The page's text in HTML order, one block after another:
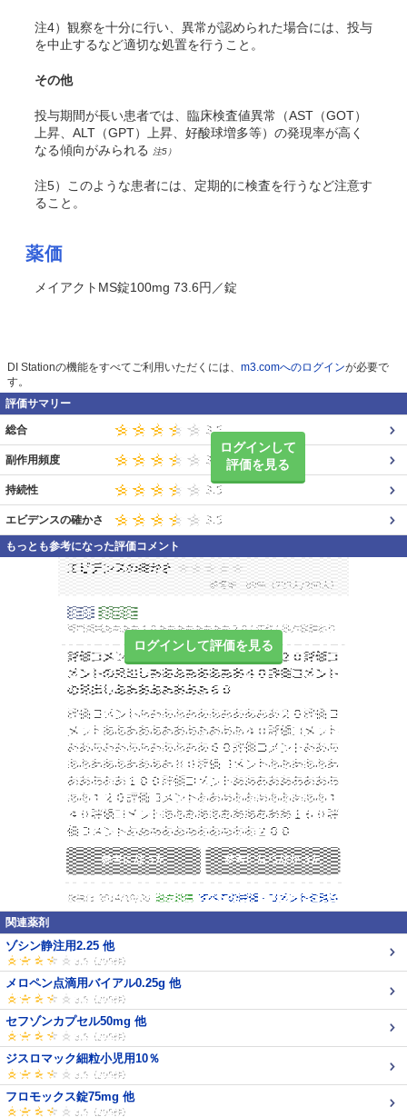
注4）観察を十分に行い、異常が認められた場合には、投与
を中止するなど適切な処置を行うこと。
その他
投与期間が長い患者では、臨床検査値異常（AST（GOT）
上昇、ALT（GPT）上昇、好酸球増多等）の発現率が高く
なる傾向がみられる
注5）
注5）このような患者には、定期的に検査を行うなど注意す
ること。
薬価
メイアクトMS錠100mg 73.6円／錠
DI Stationの機能をすべてご利用いただくには、 m3.comへのログインが必要で
す。
評価サマリー
ログインして
評価を見る
総合
副作用頻度
持続性
エビデンスの確かさ
もっとも参考になった評価コメント
ログインして評価を見る
関連薬剤
ゾシン静注用2.25 他
メロペン点滴用バイアル0.25g 他
セフゾンカプセル50mg 他
ジスロマック細粒小児用10％
フロモックス錠75mg 他